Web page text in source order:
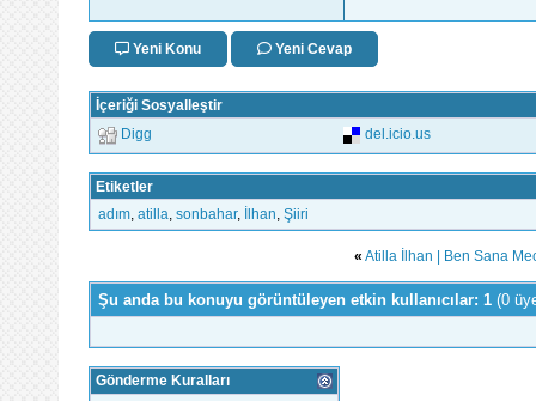
Yeni Konu Yeni Cevap
İçeriği Sosyalleştir
Digg del.icio.us
Etiketler
adım atilla sonbahar, İlhan Şiiri
« Atilla İlhan | Ben Sana
Şu anda bu konuyu görüntüleyen etkin kullanıcılar: 1 (0
Gönderme Kuralları